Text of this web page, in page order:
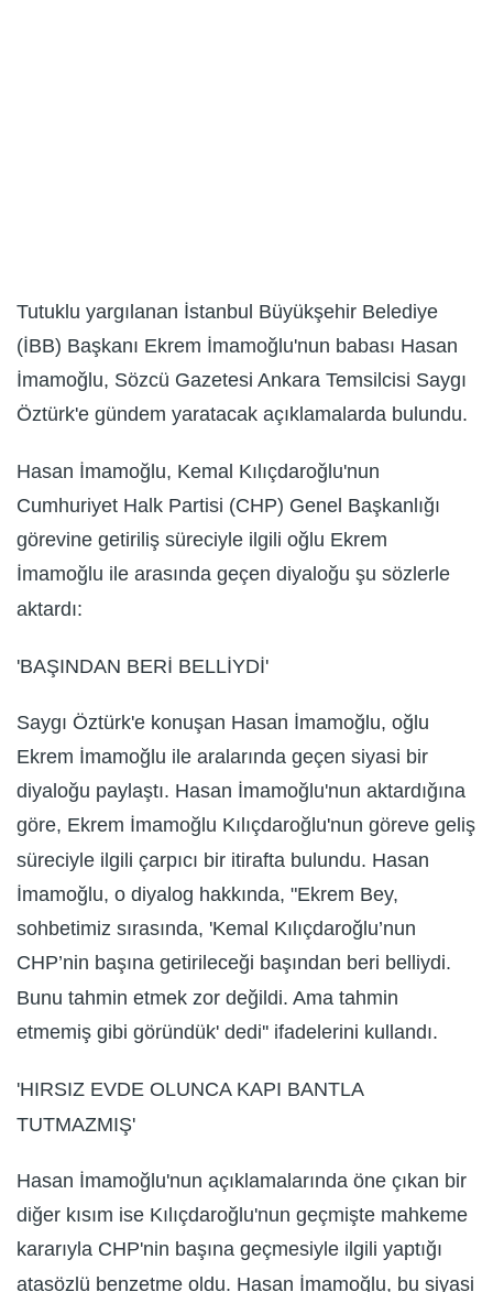
Tutuklu yargılanan İstanbul Büyükşehir Belediye
(İBB) Başkanı Ekrem İmamoğlu'nun babası Hasan
İmamoğlu, Sözcü Gazetesi Ankara Temsilcisi Saygı
Öztürk'e gündem yaratacak açıklamalarda bulundu.
Hasan İmamoğlu, Kemal Kılıçdaroğlu'nun
Cumhuriyet Halk Partisi (CHP) Genel Başkanlığı
görevine getiriliş süreciyle ilgili oğlu Ekrem
İmamoğlu ile arasında geçen diyaloğu şu sözlerle
aktardı:
'BAŞINDAN BERİ BELLİYDİ'
Saygı Öztürk'e konuşan Hasan İmamoğlu, oğlu
Ekrem İmamoğlu ile aralarında geçen siyasi bir
diyaloğu paylaştı. Hasan İmamoğlu'nun aktardığına
göre, Ekrem İmamoğlu Kılıçdaroğlu'nun göreve geliş
süreciyle ilgili çarpıcı bir itirafta bulundu. Hasan
İmamoğlu, o diyalog hakkında, "Ekrem Bey,
sohbetimiz sırasında, 'Kemal Kılıçdaroğlu’nun
CHP’nin başına getirileceği başından beri belliydi.
Bunu tahmin etmek zor değildi. Ama tahmin
etmemiş gibi göründük' dedi'' ifadelerini kullandı.
'HIRSIZ EVDE OLUNCA KAPI BANTLA
TUTMAZMIŞ'
Hasan İmamoğlu'nun açıklamalarında öne çıkan bir
diğer kısım ise Kılıçdaroğlu'nun geçmişte mahkeme
kararıyla CHP'nin başına geçmesiyle ilgili yaptığı
atasözlü benzetme oldu. Hasan İmamoğlu, bu siyasi